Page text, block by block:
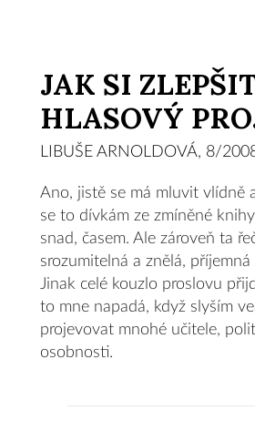
JAK SI
HLASOVÝ
LIBUŠE ARNOLDOVÁ, 8/
Ano, jistě se má mluvit vlídně
se to dívkám ze zmíněné
snad, časem. Ale zároveň ta
srozumitelná a znělá,
Jinak celé kouzlo proslovu
to mne napadá, když slyším
projevovat mnohé učitele,
osobnosti.